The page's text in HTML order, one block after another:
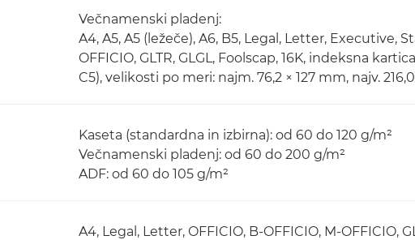
Večnamenski pladenj:
A4, A5, A5 (ležeče), A6, B5, Legal, Letter, Executive,
OFFICIO, GLTR, GLGL, Foolscap, 16K, indeksna
C5), velikosti po meri: najm. 76,2 × 127 mm, najv.
Kaseta (standardna in izbirna): od 60 do 120 g/m²
Večnamenski pladenj: od 60 do 200 g/m²
ADF: od 60 do 105 g/m²
A4, Legal, Letter, OFFICIO, B-OFFICIO, M-OFFICIO,